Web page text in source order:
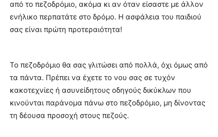
από το πεζοδρόμιο, ακόμα κι αν όταν είσαστε με άλλον
ενήλικο περπατάτε στο δρόμο. Η ασφάλεια του παιδιού
σας είναι πρώτη προτεραιότητα!
Το πεζοδρόμιο θα σας γλιτώσει από πολλά, όχι όμως από
τα πάντα. Πρέπει να έχετε το νου σας σε τυχόν
κακοτεχνίες ή ασυνείδητους οδηγούς δικύκλων που
κινούνται παράνομα πάνω στο πεζοδρόμιο, μη δίνοντας
τη δέουσα προσοχή στους πεζούς.